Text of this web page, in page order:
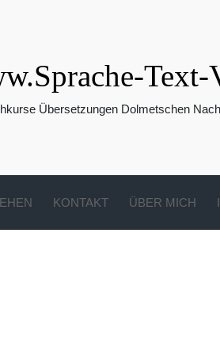
Text-
Übersetzungen Dolmetschen
KONTAKT ÜBER MICH